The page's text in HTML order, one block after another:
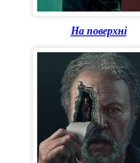
На поверхні